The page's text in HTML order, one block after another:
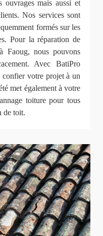
mais aussi et
Nos services sont
formés sur les
Pour la réparation de
Faoug, nous pouvons
Avec BatiPro
votre projet à un
met également à votre
toiture pour tous
de toit.